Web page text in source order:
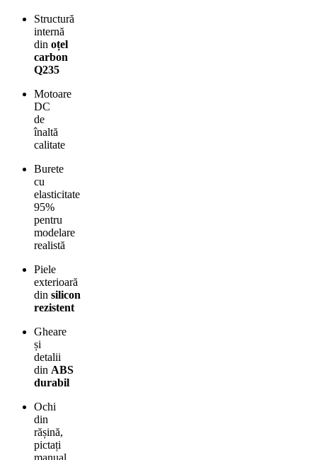
Structură
internă
din oțel
carbon
Q235
Motoare
DC
de
înaltă
calitate
Burete
cu
elasticitate
95%
pentru
modelare
realistă
Piele
exterioară
din silicon
rezistent
Gheare
și
detalii
din ABS
durabil
Ochi
din
rășină,
pictați